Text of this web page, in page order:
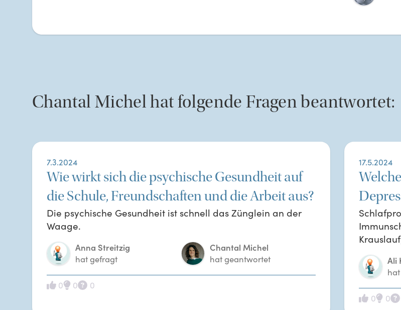
Chantal Michel hat folgende Fragen beantwortet:
7.3.2024
Wie wirkt sich die psychische Gesundheit auf
die Schule, Freundschaften und die Arbeit aus?
Die psychische Gesundheit ist schnell das Zünglein an der
Waage.
Anna Streitzig
hat gefragt
Chantal Michel
hat geantwortet
0 0 0
17.5.2024
Ali
0 0